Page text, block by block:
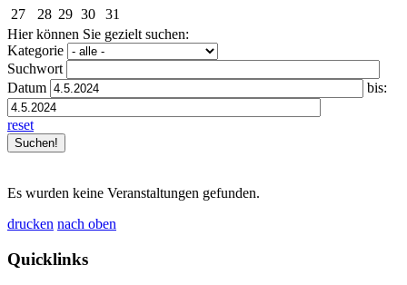
27
28 29 30
31
Hier können Sie gezielt suchen:
Kategorie
Suchwort
Datum
bis:
reset
Es wurden keine Veranstaltungen gefunden.
drucken nach oben
Quicklinks